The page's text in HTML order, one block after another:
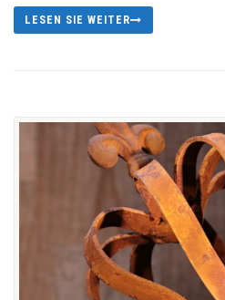
LESEN SIE WEITER